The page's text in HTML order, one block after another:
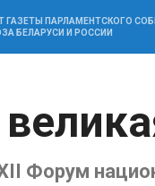
ГАЗЕТЫ ПАРЛАМЕНТСКОГО
БЕЛАРУСИ И РОССИИ
Форум